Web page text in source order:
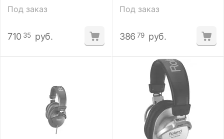
Под заказ
710 35 руб.
Под заказ
386 79 руб.